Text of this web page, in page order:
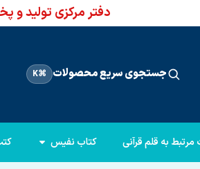
دفتر مرکزی تولید و پخش
جستجوی سریع محصولات ⌘K
به قلم قرآنی کتاب نفیس